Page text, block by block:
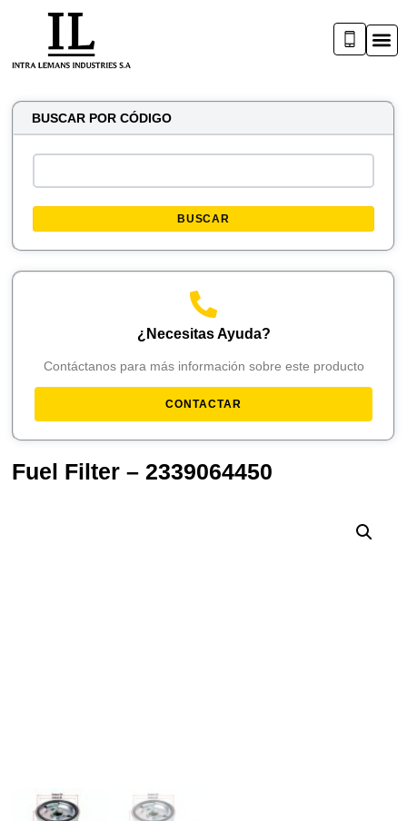
BUSCAR POR CÓDIGO
BUSCAR
¿Necesitas Ayuda?
Contáctanos para más información sobre este producto
CONTACTAR
Fuel Filter – 2339064450